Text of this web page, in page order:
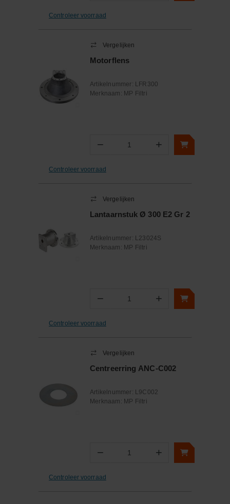
Controleer voorraad
Vergelijken
Motorflens
Artikelnummer: LFR300
Merknaam: MP Filtri
− Aantal +
Controleer voorraad
Vergelijken
Lantaarnstuk Ø 300 E2 Gr 2
Artikelnummer: L23024S
Merknaam: MP Filtri
− Aantal +
Controleer voorraad
Vergelijken
Centreerring ANC-C002
Artikelnummer: L9C002
Merknaam: MP Filtri
− Aantal +
Controleer voorraad